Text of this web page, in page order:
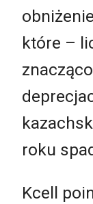
które –
roku
Kcell